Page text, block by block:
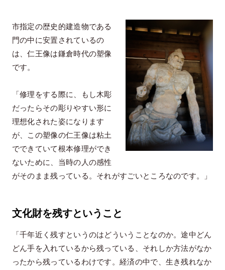
市指定の歴史的建造物である
門の中に安置されているの
は、仁王像は鎌倉時代の塑像
です。
「修理をする際に、もし木彫
だったらその彫りやすい形に
理想化された姿になります
が、この塑像の仁王像は粘土
でできていて根本修理ができ
ないために、当時の人の感性
がそのまま残っている。それがすごいところなのです。」
文化財を残すということ
「千年近く残すというのはどういうことなのか。途中どん
どん手を入れているから残っている、それしか方法がなか
ったから残っているわけです。経済の中で、生き残れなか